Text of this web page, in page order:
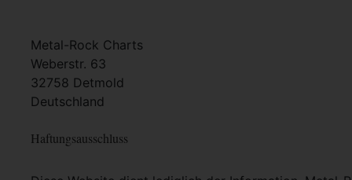
Metal-Rock Charts
Weberstr. 63
32758 Detmold
Deutschland
Haftungsausschluss